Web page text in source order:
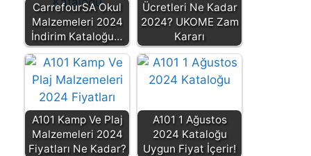
CarrefourSA Okul
Malzemeleri 2024
İndirim Kataloğu…
Ücretleri Ne Kadar
2024? UKOME Zam
Kararı
A101 Kamp Ve Plaj
Malzemeleri 2024
Fiyatları Ne Kadar?
A101 1 Ağustos
2024 Kataloğu
Uygun Fiyat İçerir!